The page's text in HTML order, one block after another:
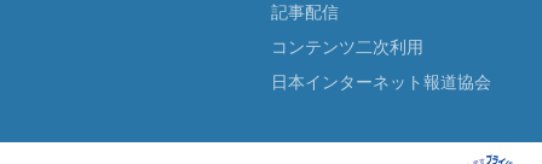
記事配信
コンテンツ二次利用
日本インターネット報道協会